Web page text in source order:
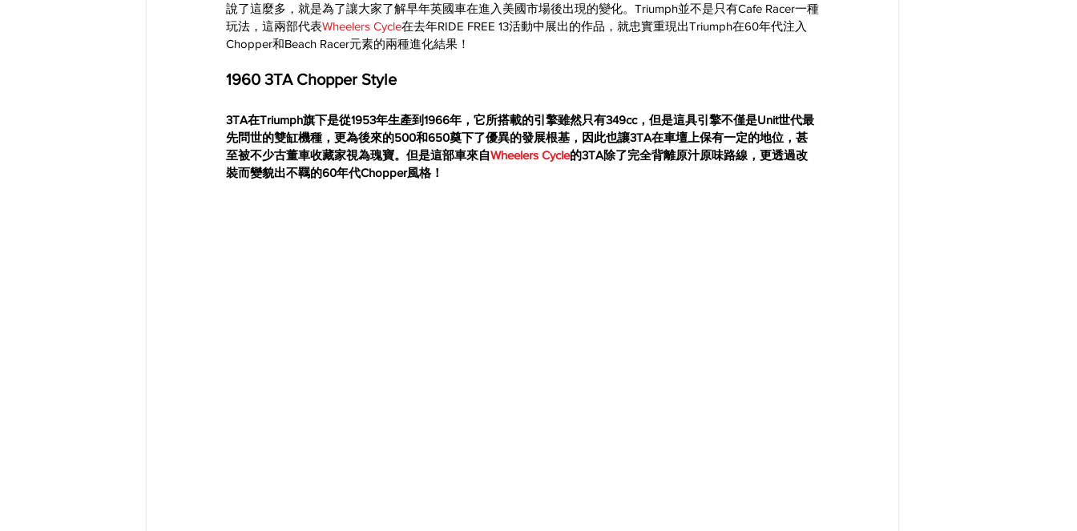
說了這麼多，就是為了讓大家了解早年英國車在進入美國市場後出現的變化。Triumph並不是只有Cafe Racer一種
玩法，這兩部代表Wheelers Cycle在去年RIDE FREE 13活動中展出的作品，就忠實重現出Triumph在60年代注入
Chopper和Beach Racer元素的兩種進化結果！
1960 3TA Chopper Style
3TA在Triumph旗下是從1953年生產到1966年，它所搭載的引擎雖然只有349cc，但是這具引擎不僅是Unit世代最
先問世的雙缸機種，更為後來的500和650奠下了優異的發展根基，因此也讓3TA在車壇上保有一定的地位，甚
至被不少古董車收藏家視為瑰寶。但是這部車來自Wheelers Cycle的3TA除了完全背離原汁原味路線，更透過改
裝而變貌出不羈的60年代Chopper風格！